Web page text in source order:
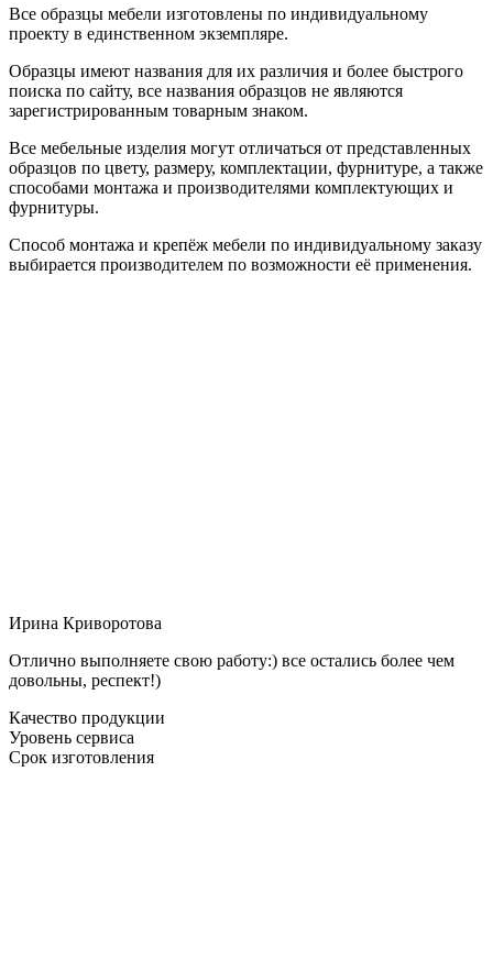
Все образцы мебели изготовлены по индивидуальному
проекту в единственном экземпляре.
Образцы имеют названия для их различия и более быстрого
поиска по сайту, все названия образцов не являются
зарегистрированным товарным знаком.
Все мебельные изделия могут отличаться от представленных
образцов по цвету, размеру, комплектации, фурнитуре, а также
способами монтажа и производителями комплектующих и
фурнитуры.
Способ монтажа и крепёж мебели по индивидуальному заказу
выбирается производителем по возможности её применения.
Ирина Криворотова
Отлично выполняете свою работу:) все остались более чем
довольны, респект!)
Качество продукции
Уровень сервиса
Срок изготовления